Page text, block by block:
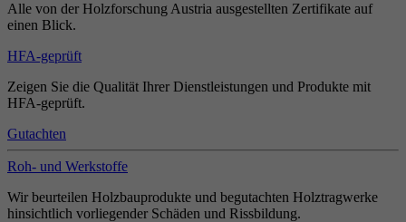
Alle von der Holzforschung Austria ausgestellten Zertifikate auf
einen Blick.
HFA-geprüft
Zeigen Sie die Qualität Ihrer Dienstleistungen und Produkte mit
HFA-geprüft.
Gutachten
Roh- und Werkstoffe
Wir beurteilen Holzbauprodukte und begutachten Holztragwerke
hinsichtlich vorliegender Schäden und Rissbildung.